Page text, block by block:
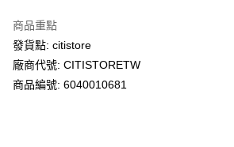
WeChat Pay
送貨方式
商品重點
發貨點: citistore
廠商代號: CITISTORETW
商品編號: 6040010681